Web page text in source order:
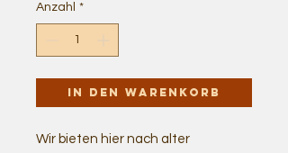
Anzahl *
In den Warenkorb
Wir bieten hier nach alter